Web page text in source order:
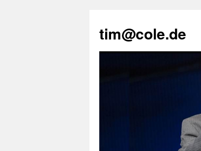
tim@cole.de